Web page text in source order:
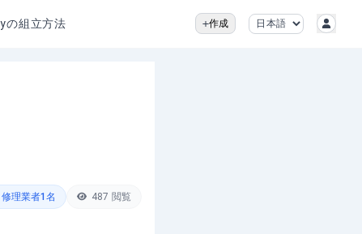
組立方法 作成
修理業者1 名 487 閲覧